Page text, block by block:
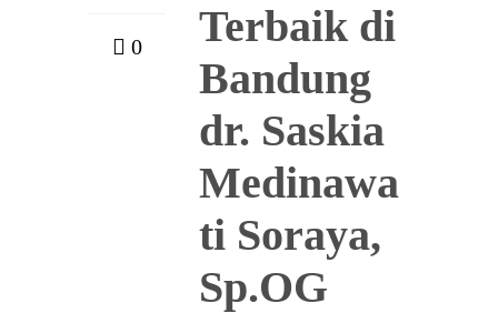
0
Terbaik di
Bandung
dr. Saskia
Medinawa
ti Soraya,
Sp.OG